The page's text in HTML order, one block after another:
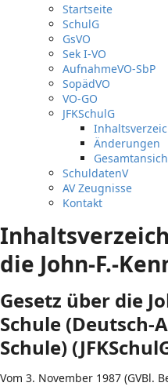
Startseite
SchulG
GsVO
Sek I-VO
AufnahmeVO-SbP
SopädVO
VO-GO
JFKSchulG
Änderungen
SchuldatenV
AV Zeugnisse
Kontakt
die John-F.-
Gesetz über die
Schule (Deutsch-
Schule)
Vom 3. November 1987 (GVBl.